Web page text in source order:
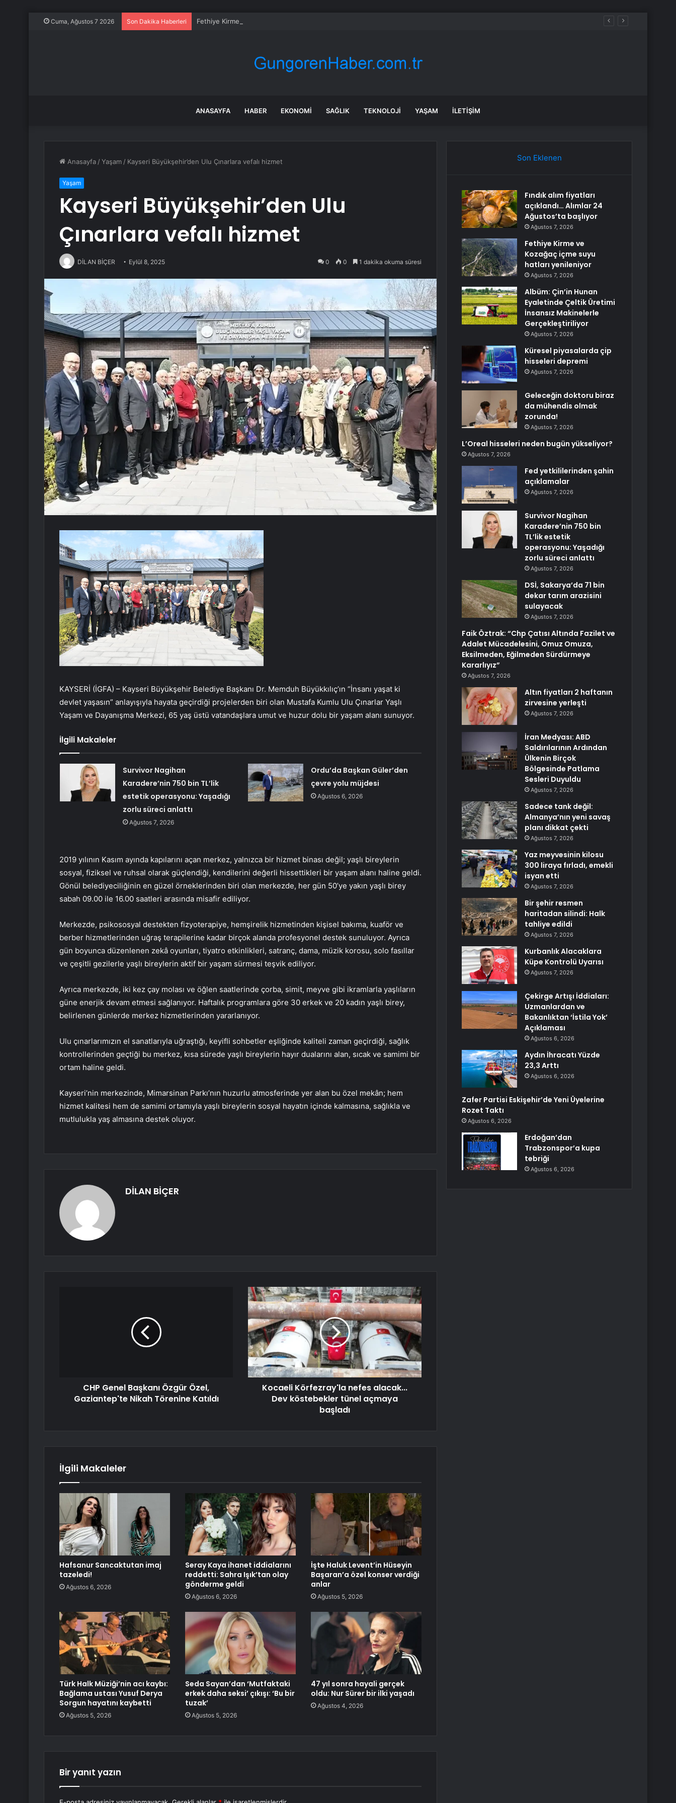
Cuma, Ağustos 7 2026 Son Dakika Haberleri Fethiye Kirme ve Kozağaç içme suyu hatları yenileniyor
ANASAYFA HABER EKONOMI SAĞLIK TEKNOLOJI YAŞAM İLETIŞIM
Anasayfa /Yaşam / Kayseri Büyükşehir’den Ulu Çınarlara vefalı hizmet
Yaşam
Kayseri Büyükşehir’den Ulu
Çınarlara vefalı hizmet
DİLAN BİÇER Eylül 8, 2025 0 0 1 dakika okuma süresi
KAYSERİ (İGFA) – Kayseri Büyükşehir Belediye Başkanı Dr. Memduh Büyükkılıç’ın “İnsanı yaşat ki
devlet yaşasın” anlayışıyla hayata geçirdiği projelerden biri olan Mustafa Kumlu Ulu Çınarlar Yaşlı
Yaşam ve Dayanışma Merkezi, 65 yaş üstü vatandaşlara umut ve huzur dolu bir yaşam alanı sunuyor.
İlgili Makaleler
Survivor Nagihan
Karadere’nin 750 bin TL’lik
estetik operasyonu: Yaşadığı
zorlu süreci anlattı
Ağustos 7, 2026
Ordu’da Başkan Güler’den
çevre yolu müjdesi
Ağustos 6, 2026
2019 yılının Kasım ayında kapılarını açan merkez, yalnızca bir hizmet binası değil; yaşlı bireylerin
sosyal, fiziksel ve ruhsal olarak güçlendiği, kendilerini değerli hissettikleri bir yaşam alanı haline geldi.
Gönül belediyeciliğinin en güzel örneklerinden biri olan merkezde, her gün 50’ye yakın yaşlı birey
sabah 09.00 ile 16.00 saatleri arasında misafir ediliyor.
Merkezde, psikososyal destekten fizyoterapiye, hemşirelik hizmetinden kişisel bakıma, kuaför ve
berber hizmetlerinden uğraş terapilerine kadar birçok alanda profesyonel destek sunuluyor. Ayrıca
gün boyunca düzenlenen zekâ oyunları, tiyatro etkinlikleri, satranç, dama, müzik korosu, solo fasıllar
ve çeşitli gezilerle yaşlı bireylerin aktif bir yaşam sürmesi teşvik ediliyor.
Ayrıca merkezde, iki kez çay molası ve öğlen saatlerinde çorba, simit, meyve gibi ikramlarla yaşlıların
güne enerjik devam etmesi sağlanıyor. Haftalık programlara göre 30 erkek ve 20 kadın yaşlı birey,
belirlenen günlerde merkez hizmetlerinden yararlanıyor.
Ulu çınarlarımızın el sanatlarıyla uğraştığı, keyifli sohbetler eşliğinde kaliteli zaman geçirdiği, sağlık
kontrollerinden geçtiği bu merkez, kısa sürede yaşlı bireylerin hayır dualarını alan, sıcak ve samimi bir
ortam haline geldi.
Kayseri’nin merkezinde, Mimarsinan Parkı’nın huzurlu atmosferinde yer alan bu özel mekân; hem
hizmet kalitesi hem de samimi ortamıyla yaşlı bireylerin sosyal hayatın içinde kalmasına, sağlıkla ve
mutlulukla yaş almasına destek oluyor.
DİLAN BİÇER
CHP Genel Başkanı Özgür Özel,
Gaziantep'te Nikah Törenine Katıldı
Kocaeli Körfezray'la nefes alacak...
Dev köstebekler tünel açmaya
başladı
İlgili Makaleler
Hafsanur Sancaktutan imaj
tazeledi!
Ağustos 6, 2026
Seray Kaya ihanet iddialarını
reddetti: Sahra Işık’tan olay
gönderme geldi
Ağustos 6, 2026
İşte Haluk Levent’in Hüseyin
Başaran’a özel konser verdiği
anlar
Ağustos 5, 2026
Türk Halk Müziği’nin acı kaybı:
Bağlama ustası Yusuf Derya
Sorgun hayatını kaybetti
Ağustos 5, 2026
Seda Sayan’dan ‘Mutfaktaki
erkek daha seksi’ çıkışı: ‘Bu bir
tuzak’
Ağustos 5, 2026
47 yıl sonra hayali gerçek
oldu: Nur Sürer bir ilki yaşadı
Ağustos 4, 2026
Bir yanıt yazın
Son Eklenen
Fındık alım fiyatları
açıklandı… Alımlar 24
Ağustos’ta başlıyor
Ağustos 7, 2026
Fethiye Kirme ve
Kozağaç içme suyu
hatları yenileniyor
Ağustos 7, 2026
Albüm: Çin’in Hunan
Eyaletinde Çeltik Üretimi
İnsansız Makinelerle
Gerçekleştiriliyor
Ağustos 7, 2026
Küresel piyasalarda çip
hisseleri depremi
Ağustos 7, 2026
Geleceğin doktoru biraz
da mühendis olmak
zorunda!
Ağustos 7, 2026
L’Oreal hisseleri neden bugün yükseliyor?
Ağustos 7, 2026
Fed yetkililerinden şahin
açıklamalar
Ağustos 7, 2026
Survivor Nagihan
Karadere’nin 750 bin
TL’lik estetik
operasyonu: Yaşadığı
zorlu süreci anlattı
Ağustos 7, 2026
DSİ, Sakarya’da 71 bin
dekar tarım arazisini
sulayacak
Ağustos 7, 2026
Faik Öztrak: “Chp Çatısı Altında Fazilet ve
Adalet Mücadelesini, Omuz Omuza,
Eksilmeden, Eğilmeden Sürdürmeye
Kararlıyız”
Ağustos 7, 2026
Altın fiyatları 2 haftanın
zirvesine yerleşti
Ağustos 7, 2026
İran Medyası: ABD
Saldırılarının Ardından
Ülkenin Birçok
Bölgesinde Patlama
Sesleri Duyuldu
Ağustos 7, 2026
Sadece tank değil:
Almanya’nın yeni savaş
planı dikkat çekti
Ağustos 7, 2026
Yaz meyvesinin kilosu
300 liraya fırladı, emekli
isyan etti
Ağustos 7, 2026
Bir şehir resmen
haritadan silindi: Halk
tahliye edildi
Ağustos 7, 2026
Kurbanlık Alacaklara
Küpe Kontrolü Uyarısı
Ağustos 7, 2026
Çekirge Artışı İddiaları:
Uzmanlardan ve
Bakanlıktan ‘İstila Yok’
Açıklaması
Ağustos 6, 2026
Aydın İhracatı Yüzde
23,3 Arttı
Ağustos 6, 2026
Zafer Partisi Eskişehir’de Yeni Üyelerine
Rozet Taktı
Ağustos 6, 2026
Erdoğan’dan
Trabzonspor’a kupa
tebriği
Ağustos 6, 2026